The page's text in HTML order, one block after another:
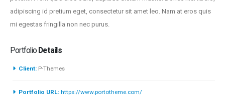
adipiscing id pretium eget, consectetur sit amet leo. Nam at eros quis
mi egestas fringilla non nec purus.
Portfolio Details
Client: P-Themes
Portfolio URL: https://www.portotheme.com/